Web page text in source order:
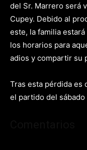
del Sr. Marrero será
Cupey. Debido al
este, la familia
los horarios para
adios y compartir su
Tras esta pérdida es
el partido del